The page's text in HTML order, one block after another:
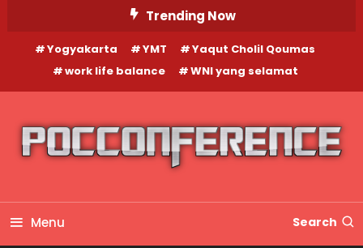
Content
Trending Now
Yogyakarta YMT
Yaqut Cholil Qoumas
work life balance
WNI yang selamat
Menu Search